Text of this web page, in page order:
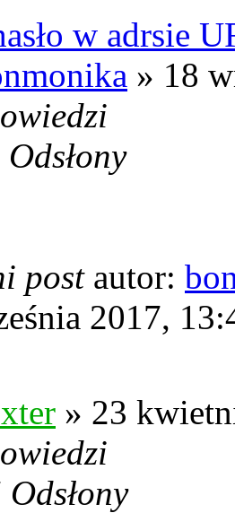
w adrsie
» 18
Odsłony
post autor:
2017,
» 23
Odsłony